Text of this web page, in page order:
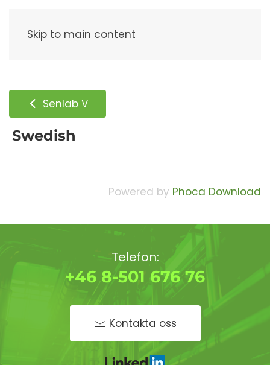
Skip to main content
Senlab V
Swedish
Powered by Phoca Download
Telefon:
+46 8-501 676 76
Kontakta oss